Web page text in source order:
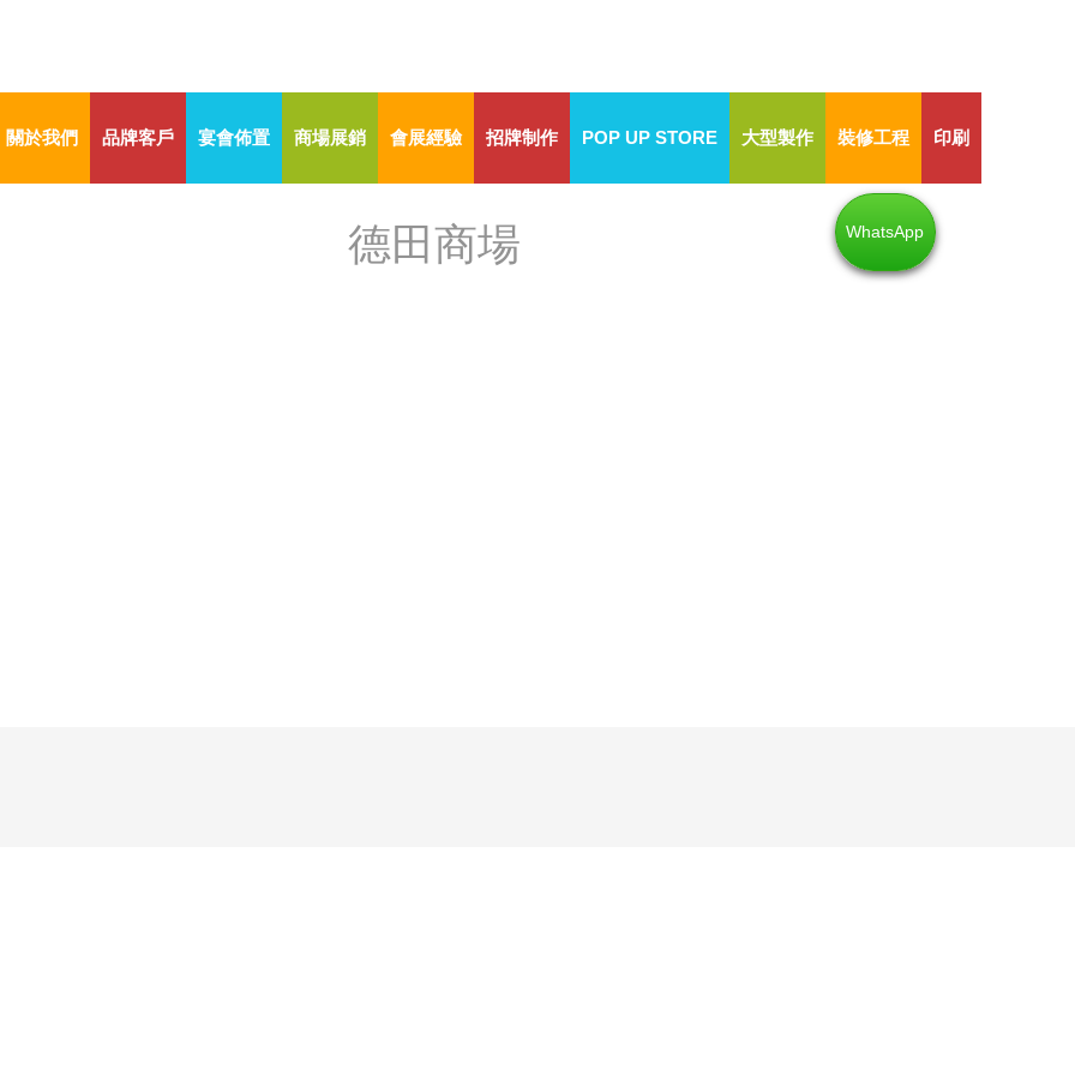
WhatsApp
關於我們 品牌客戶 宴會佈置 商場展銷 會展經驗 招牌制作 POP UP STORE 大型製作 裝修工程 印刷
德田商場